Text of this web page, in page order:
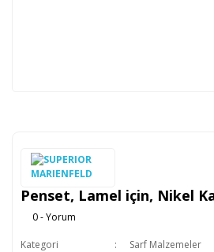
Penset, Lamel için, Nikel
0 - Yorum
Kategori
Sarf Malzemeler